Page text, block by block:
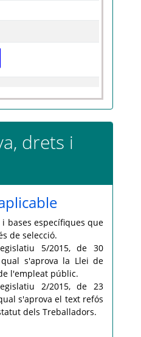
drets i
i bases específiques que
de selecció.
5/2015, de 30
s'aprova la Llei de
l'empleat públic.
2/2015, de 23
s'aprova el text refós
dels Treballadors.